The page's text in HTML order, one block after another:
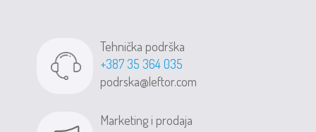
Tehnička podrška
+387 35 364 035
podrska@leftor.com
Marketing i prodaja